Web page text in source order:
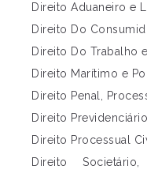
Direito Aduaneiro e
Direito Do
Direito Do Trabalho
Direito Marítimo e
Direito Penal,
Direito
Direito Processual
Direito